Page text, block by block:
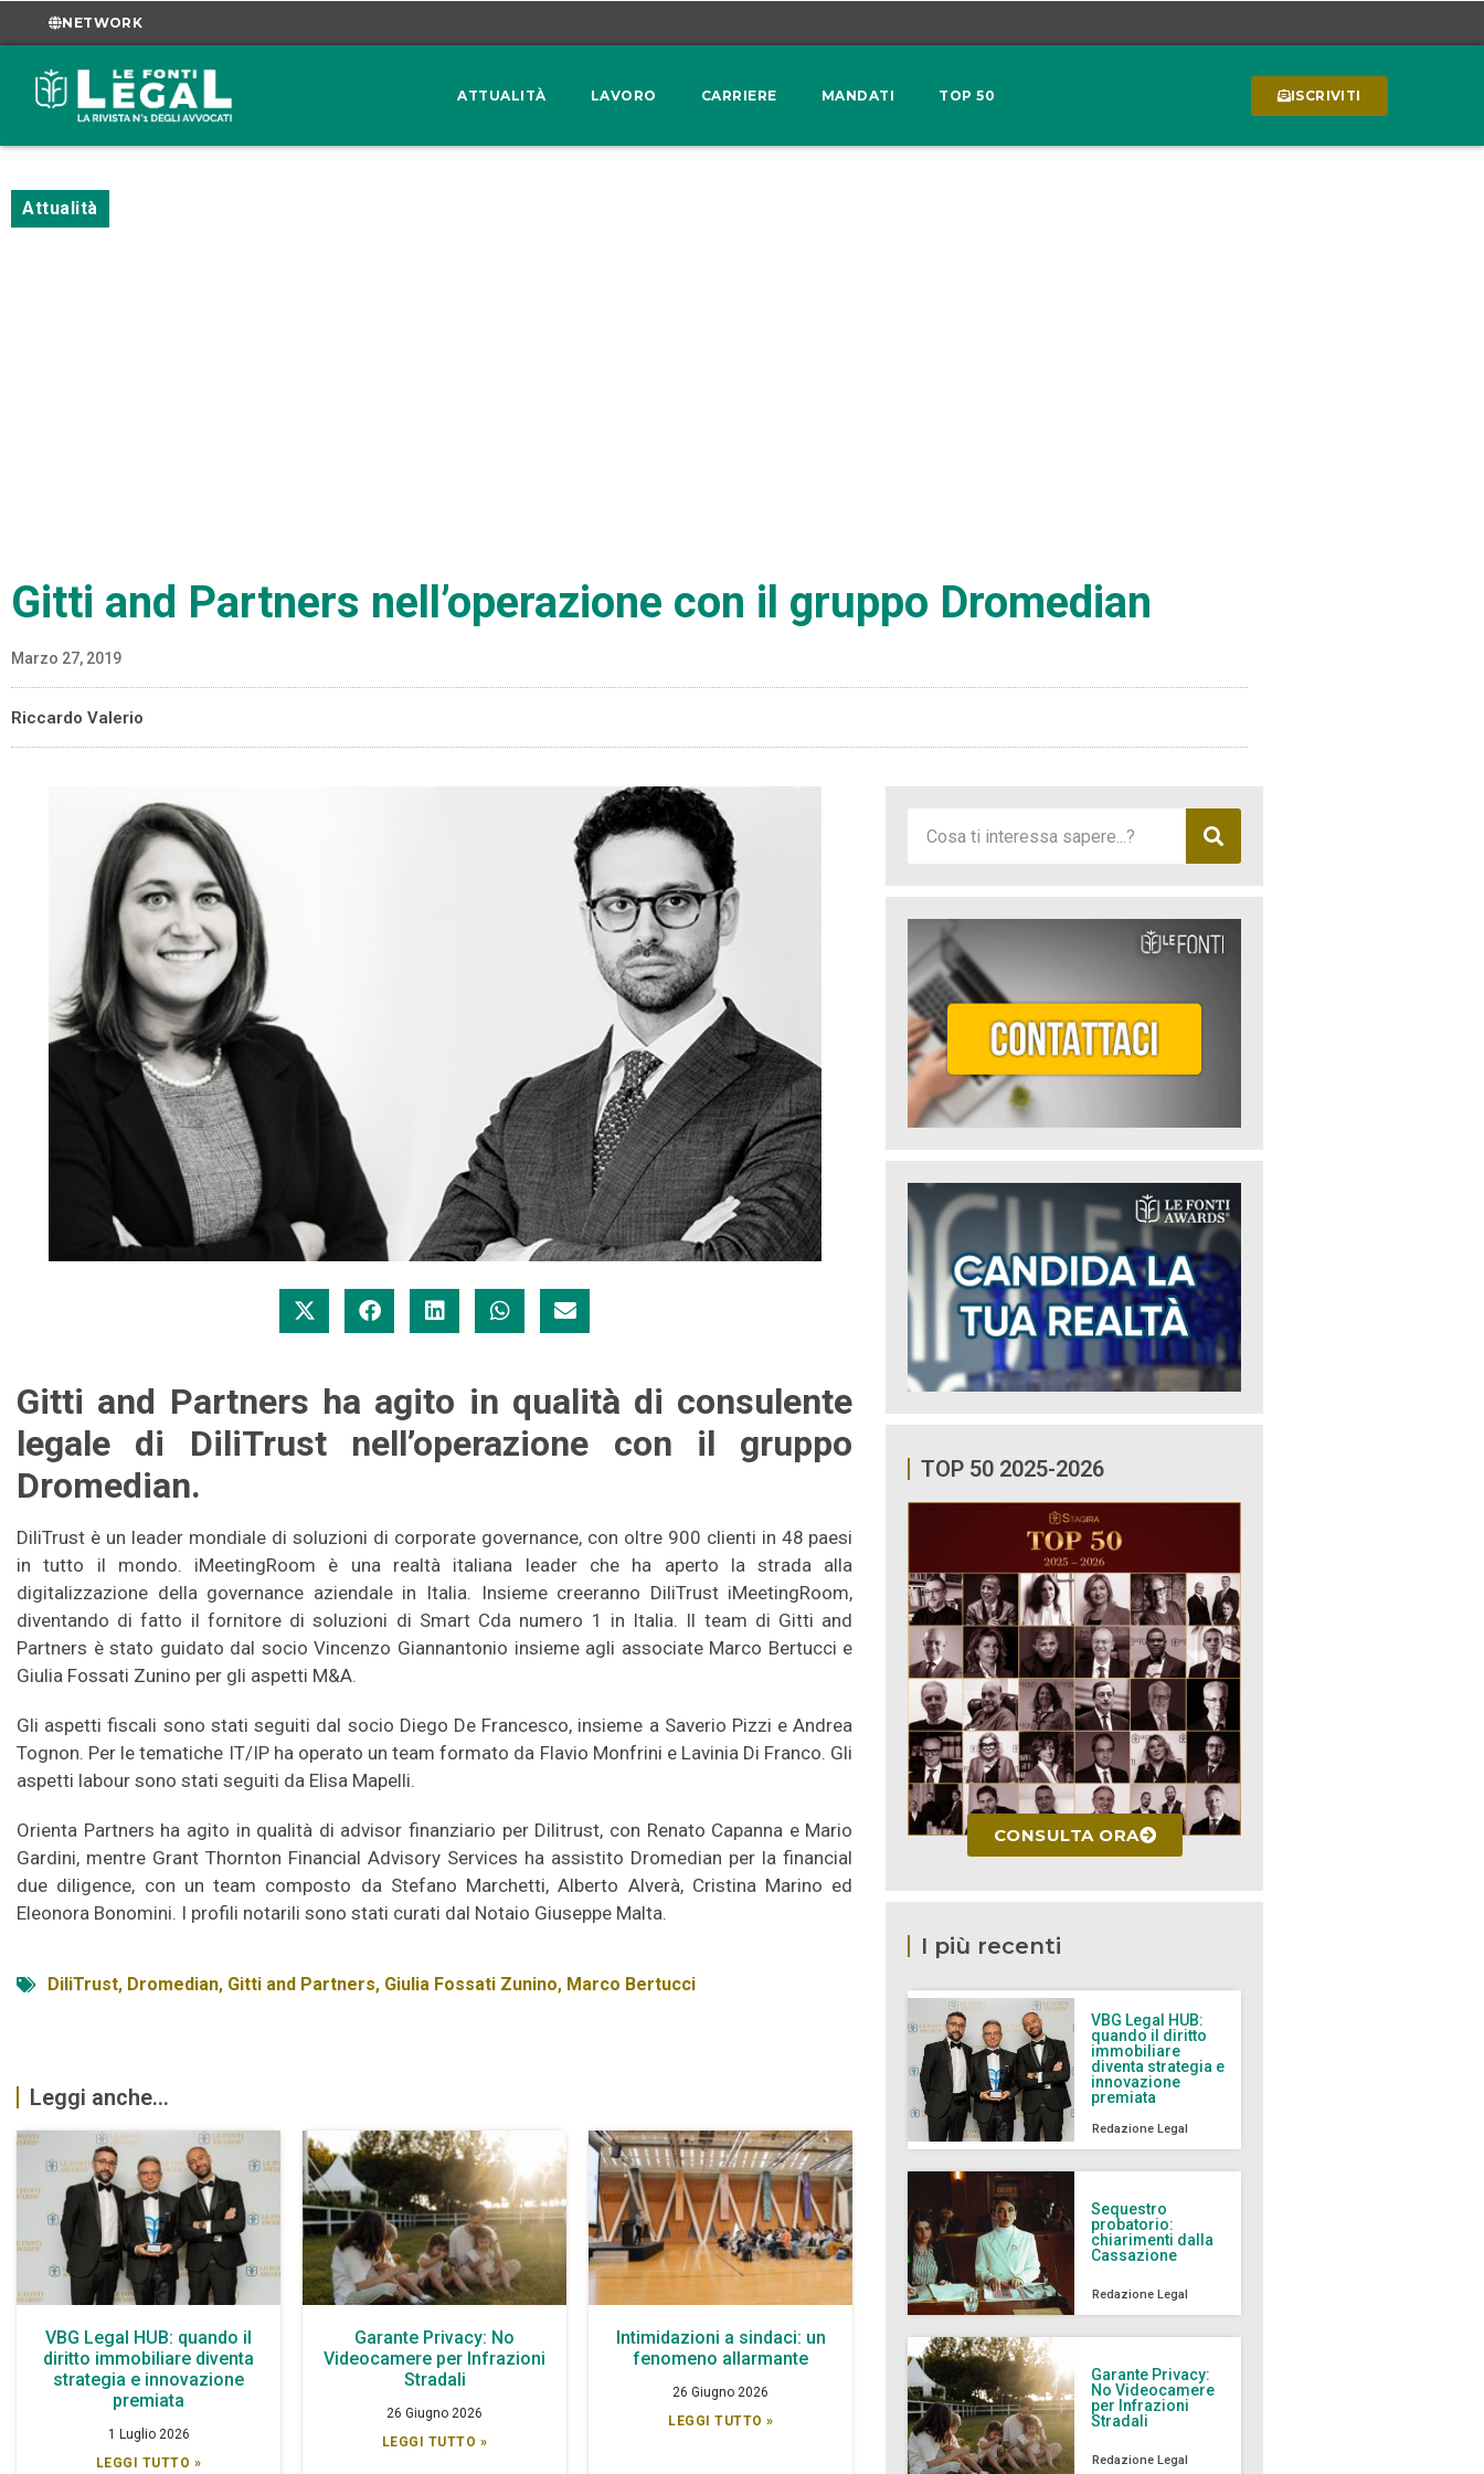
NETWORK
ATTUALITÀ LAVORO CARRIERE MANDATI TOP 50 ISCRIVITI
Attualità
Gitti and Partners nell’operazione con il gruppo Dromedian
Marzo 27, 2019
Riccardo Valerio
Gitti and Partners ha agito in qualità di consulente
legale di DiliTrust nell’operazione con il gruppo
Dromedian.
DiliTrust è un leader mondiale di soluzioni di corporate governance, con oltre 900 clienti in 48 paesi
in tutto il mondo. iMeetingRoom è una realtà italiana leader che ha aperto la strada alla
digitalizzazione della governance aziendale in Italia. Insieme creeranno DiliTrust iMeetingRoom,
diventando di fatto il fornitore di soluzioni di Smart Cda numero 1 in Italia. Il team di Gitti and
Partners è stato guidato dal socio Vincenzo Giannantonio insieme agli associate Marco Bertucci e
Giulia Fossati Zunino per gli aspetti M&A.
Gli aspetti fiscali sono stati seguiti dal socio Diego De Francesco, insieme a Saverio Pizzi e Andrea
Tognon. Per le tematiche IT/IP ha operato un team formato da Flavio Monfrini e Lavinia Di Franco. Gli
aspetti labour sono stati seguiti da Elisa Mapelli.
Orienta Partners ha agito in qualità di advisor finanziario per Dilitrust, con Renato Capanna e Mario
Gardini, mentre Grant Thornton Financial Advisory Services ha assistito Dromedian per la financial
due diligence, con un team composto da Stefano Marchetti, Alberto Alverà, Cristina Marino ed
Eleonora Bonomini. I profili notarili sono stati curati dal Notaio Giuseppe Malta.
DiliTrust, Dromedian, Gitti and Partners, Giulia Fossati Zunino, Marco Bertucci
Leggi anche...
VBG Legal HUB: quando il
diritto immobiliare diventa
strategia e innovazione
premiata
1 Luglio 2026
LEGGI TUTTO »
Garante Privacy: No
Videocamere per Infrazioni
Stradali
26 Giugno 2026
LEGGI TUTTO »
Intimidazioni a sindaci: un
fenomeno allarmante
26 Giugno 2026
LEGGI TUTTO »
TOP 50 2025-2026
CONSULTA ORA
I più recenti
VBG Legal HUB:
quando il diritto
immobiliare
diventa strategia e
innovazione
premiata
Redazione Legal
Sequestro
probatorio:
chiarimenti dalla
Cassazione
Redazione Legal
Garante Privacy:
No Videocamere
per Infrazioni
Stradali
Redazione Legal